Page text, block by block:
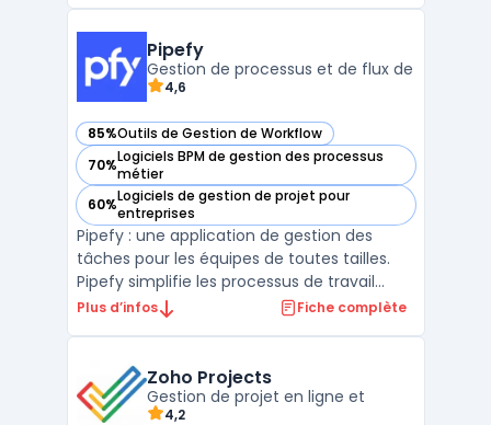
Tray.io offre une approche unifiée pour
connecter diverses appli ...
Pipefy
Gestion de processus et de flux de
4,6
85%Outils de Gestion de Workflow
— voir Pipefy dans cette catégorie
70%Logiciels BPM de gestion des processus
métier
— voir Pipefy dans cette catégorie
60%Logiciels de gestion de projet pour
entreprises
— voir Pipefy dans cette catégorie
Pipefy : une application de gestion des
tâches pour les équipes de toutes tailles.
Pipefy simplifie les processus de travail
avec des modèles préconfigurés pour les
créer des workflows opérationnels sans
connaissanc ...
Plus d’infos Fiche complète
Zoho Projects
Gestion de projet en ligne et
4,2